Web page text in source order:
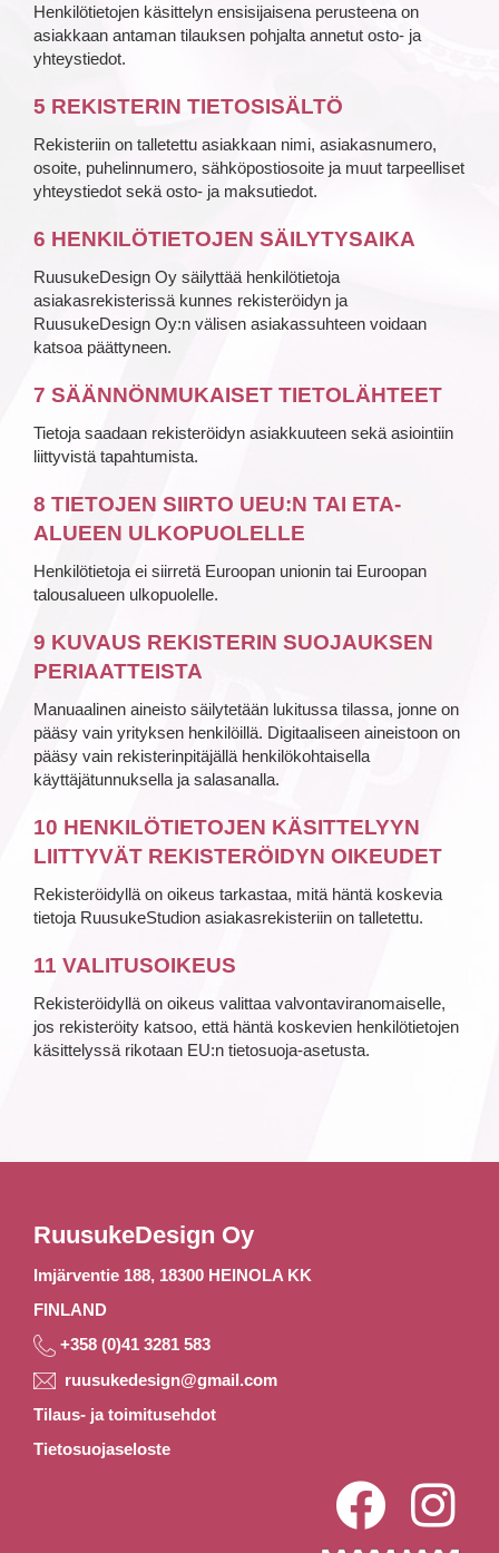
Henkilötietojen käsittelyn ensisijaisena perusteena on
asiakkaan antaman tilauksen pohjalta annetut osto- ja
yhteystiedot.
5 REKISTERIN TIETOSISÄLTÖ
Rekisteriin on talletettu asiakkaan nimi, asiakasnumero,
osoite, puhelinnumero, sähköpostiosoite ja muut tarpeelliset
yhteystiedot sekä osto- ja maksutiedot.
6 HENKILÖTIETOJEN SÄILYTYSAIKA
RuusukeDesign Oy säilyttää henkilötietoja
asiakasrekisterissä kunnes rekisteröidyn ja
RuusukeDesign Oy:n välisen asiakassuhteen voidaan
katsoa päättyneen.
7 SÄÄNNÖNMUKAISET TIETOLÄHTEET
Tietoja saadaan rekisteröidyn asiakkuuteen sekä asiointiin
liittyvistä tapahtumista.
8 TIETOJEN SIIRTO UEU:N TAI ETA-
ALUEEN ULKOPUOLELLE
Henkilötietoja ei siirretä Euroopan unionin tai Euroopan
talousalueen ulkopuolelle.
9 KUVAUS REKISTERIN SUOJAUKSEN
PERIAATTEISTA
Manuaalinen aineisto säilytetään lukitussa tilassa, jonne on
pääsy vain yrityksen henkilöillä. Digitaaliseen aineistoon on
pääsy vain rekisterinpitäjällä henkilökohtaisella
käyttäjätunnuksella ja salasanalla.
10 HENKILÖTIETOJEN KÄSITTELYYN
LIITTYVÄT REKISTERÖIDYN OIKEUDET
Rekisteröidyllä on oikeus tarkastaa, mitä häntä koskevia
tietoja RuusukeStudion asiakasrekisteriin on talletettu.
11 VALITUSOIKEUS
Rekisteröidyllä on oikeus valittaa valvontaviranomaiselle,
jos rekisteröity katsoo, että häntä koskevien henkilötietojen
käsittelyssä rikotaan EU:n tietosuoja-asetusta.
RuusukeDesign Oy
Imjärventie 188, 18300 HEINOLA KK
FINLAND
+358 (0)41 3281 583
ruusukedesign@gmail.com
Tilaus- ja toimitusehdot
Tietosuojaseloste